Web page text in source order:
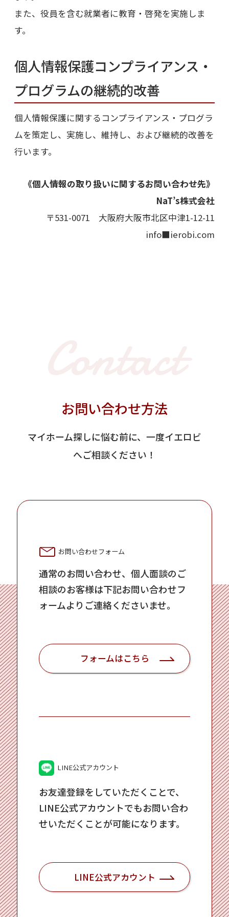
また、役員を含む就業者に教育・啓発を実施しま
す。
個人情報保護コンプライアンス・
プログラムの継続的改善
個人情報保護に関するコンプライアンス・プログラ
ムを策定し、実施し、維持し、および継続的改善を
行います。
《個人情報の取り扱いに関するお問い合わせ先》
NaT’s株式会社
〒531-0071 大阪府大阪市北区中津1-12-11
info■ierobi.com
お問い合わせ方法
マイホーム探しに悩む前に、一度イエロビ
へご相談ください！
お問い合わせフォーム
通常のお問い合わせ、個人面談のご
相談のお客様は下記お問い合わせフ
ォームよりご連絡くださいませ。
フォームはこちら
LINE公式アカウント
お友達登録をしていただくことで、
LINE公式アカウントでもお問い合わ
せいただくことが可能になります。
LINE公式アカウント